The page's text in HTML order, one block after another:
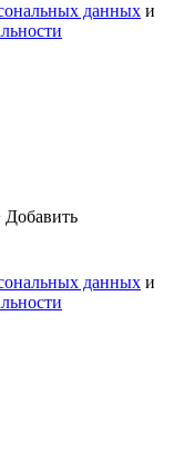
данных и
Добавить
данных и